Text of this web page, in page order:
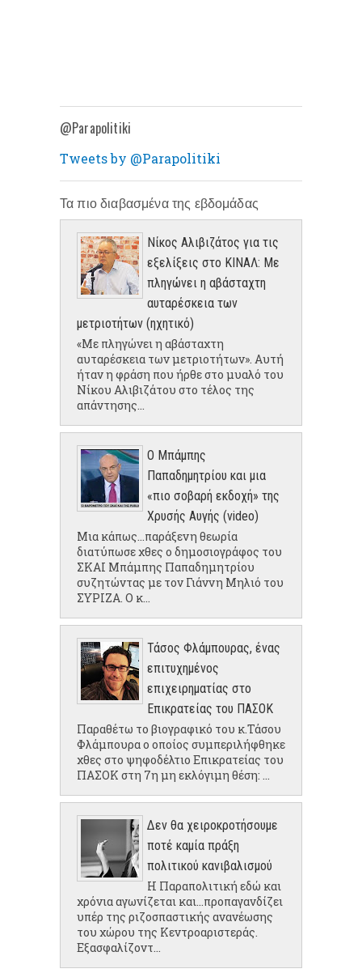
@Parapolitiki
Tweets by @Parapolitiki
Τα πιο διαβασμένα της εβδομάδας
Νίκος Αλιβιζάτος για τις
εξελίξεις στο ΚΙΝΑΛ: Με
πληγώνει η αβάσταχτη
αυταρέσκεια των
μετριοτήτων (ηχητικό)
«Με πληγώνει η αβάσταχτη
αυταρέσκεια των μετριοτήτων». Αυτή
ήταν η φράση που ήρθε στο μυαλό του
Νίκου Αλιβιζάτου στο τέλος της
απάντησης...
Ο Μπάμπης
Παπαδημητρίου και μια
«πιο σοβαρή εκδοχή» της
Χρυσής Αυγής (video)
Μια κάπως...παράξενη θεωρία
διατύπωσε χθες ο δημοσιογράφος του
ΣΚΑΙ Μπάμπης Παπαδημητρίου
συζητώντας με τον Γιάννη Μηλιό του
ΣΥΡΙΖΑ. Ο κ...
Τάσος Φλάμπουρας, ένας
επιτυχημένος
επιχειρηματίας στο
Επικρατείας του ΠΑΣΟΚ
Παραθέτω το βιογραφικό του κ.Τάσου
Φλάμπουρα ο οποίος συμπεριλήφθηκε
χθες στο ψηφοδέλτιο Επικρατείας του
ΠΑΣΟΚ στη 7η μη εκλόγιμη θέση: ...
Δεν θα χειροκροτήσουμε
ποτέ καμία πράξη
πολιτικού κανιβαλισμού
Η Παραπολιτική εδώ και
χρόνια αγωνίζεται και...προπαγανδίζει
υπέρ της ριζοσπαστικής ανανέωσης
του χώρου της Κεντροαριστεράς.
Εξασφαλίζοντ...